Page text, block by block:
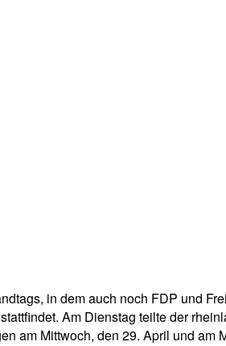
in dem auch noch FDP und
Am Dienstag teilte der
am Mittwoch, den 29. April und